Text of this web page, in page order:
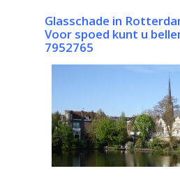
Glasschade in
Voor spoed kunt u
7952765